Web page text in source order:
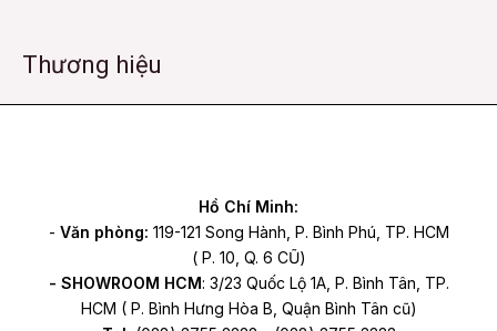
Thương hiệu
Hồ Chí Minh:
- Văn phòng: 119-121 Song Hành, P. Bình Phú, TP. HCM
( P. 10, Q. 6 CŨ)
- SHOWROOM HCM: 3/23 Quốc Lộ 1A, P. Bình Tân, TP.
HCM ( P. Bình Hưng Hòa B, Quận Bình Tân cũ)
Facebook
YouTube
TikTok